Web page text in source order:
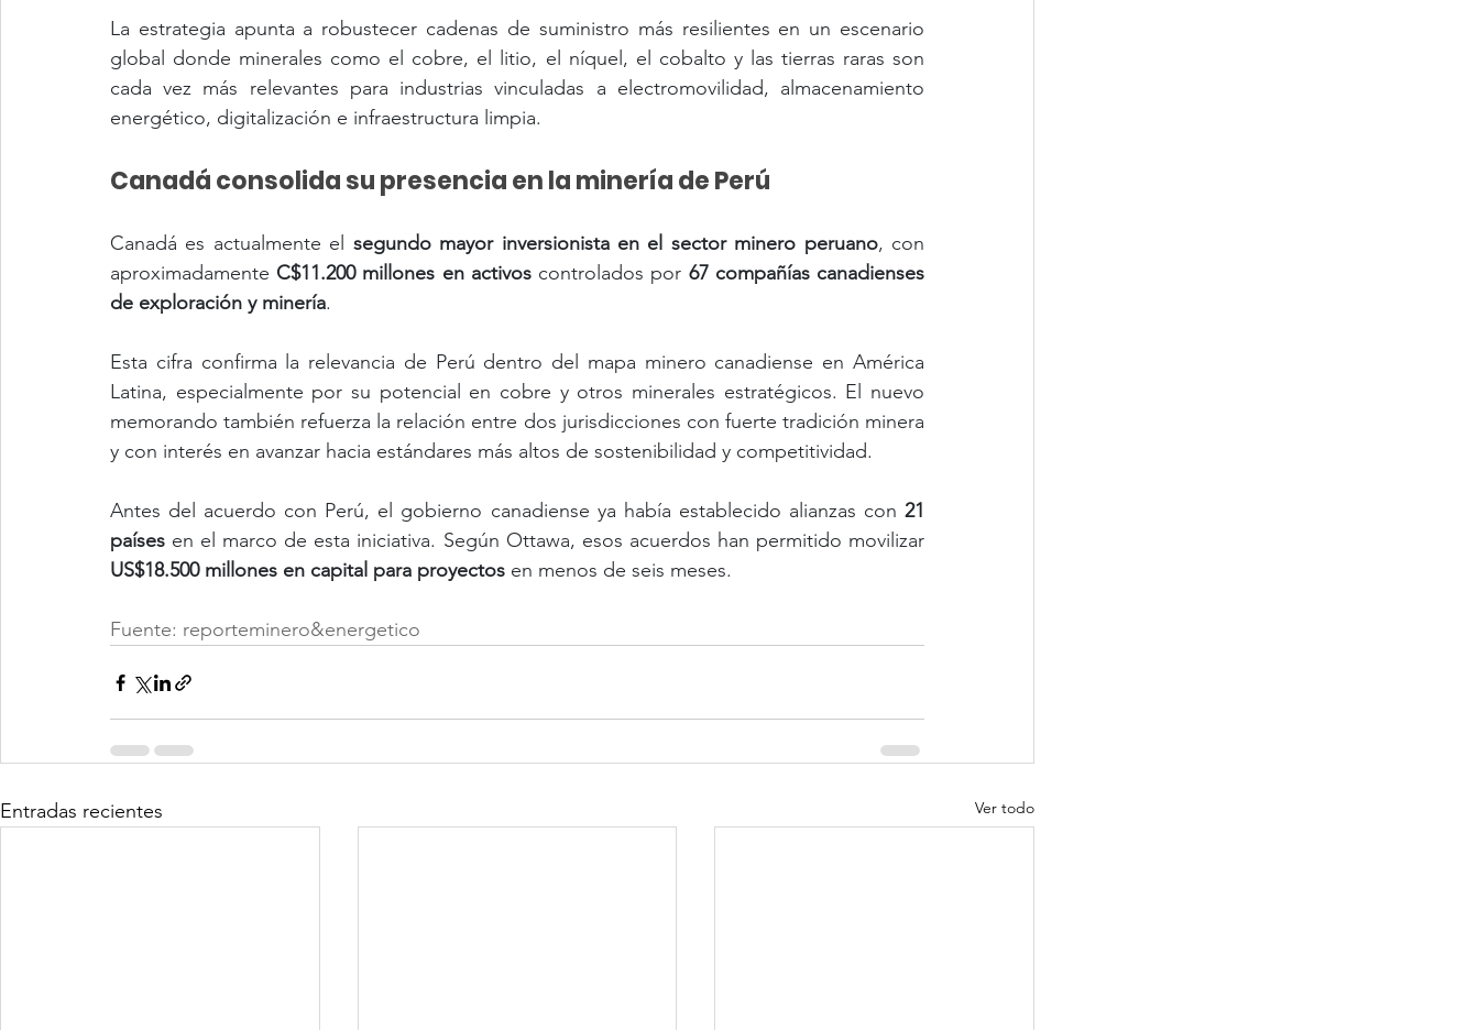
La estrategia apunta a robustecer cadenas de suministro más resilientes en un escenario
global donde minerales como el cobre, el litio, el níquel, el cobalto y las tierras raras son
cada vez más relevantes para industrias vinculadas a electromovilidad, almacenamiento
energético, digitalización e infraestructura limpia.
Canadá consolida su presencia en la minería de Perú
Canadá es actualmente el segundo mayor inversionista en el sector minero peruano, con
aproximadamente C$11.200 millones en activos controlados por 67 compañías canadienses
de exploración y minería.
Esta cifra confirma la relevancia de Perú dentro del mapa minero canadiense en América
Latina, especialmente por su potencial en cobre y otros minerales estratégicos. El nuevo
memorando también refuerza la relación entre dos jurisdicciones con fuerte tradición minera
y con interés en avanzar hacia estándares más altos de sostenibilidad y competitividad.
Antes del acuerdo con Perú, el gobierno canadiense ya había establecido alianzas con 21
países
US$18.500 millones en capital para proyectos en menos de seis meses.
Fuente: reporteminero&energetico
Entradas recientes Ver todo